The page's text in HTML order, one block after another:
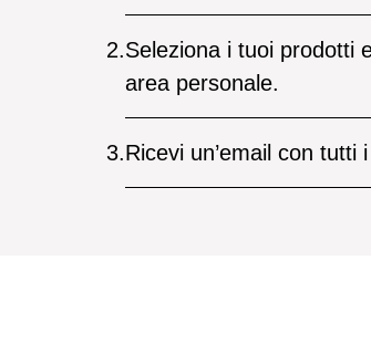
2.Seleziona i tuoi prodotti
area personale.
3.Ricevi un’email con